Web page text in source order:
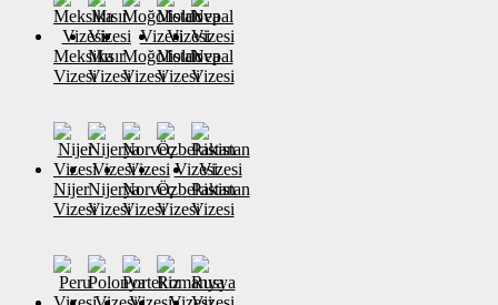
Meksika
Vizesi
Mısır
Vizesi
Moğolistan
Vizesi
Moldova
Vizesi
Nepal
Vizesi
Nijer
Vizesi
Nijerya
Vizesi
Norveç
Vizesi
Özbekistan
Vizesi
Pakistan
Vizesi